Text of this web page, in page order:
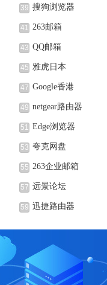
39 搜狗浏览器
41 263邮箱
43 QQ邮箱
45 雅虎日本
47 Google香港
49 netgear路由器
51 Edge浏览器
53 夸克网盘
55 263企业邮箱
57 远景论坛
59 迅捷路由器